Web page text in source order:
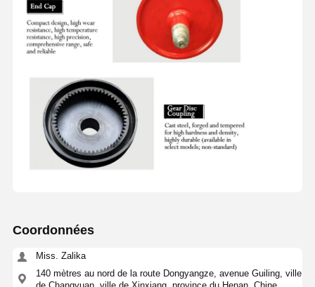
Coordonnées
Miss. Zalika
140 mètres au nord de la route Dongyangze, avenue Guiling, ville